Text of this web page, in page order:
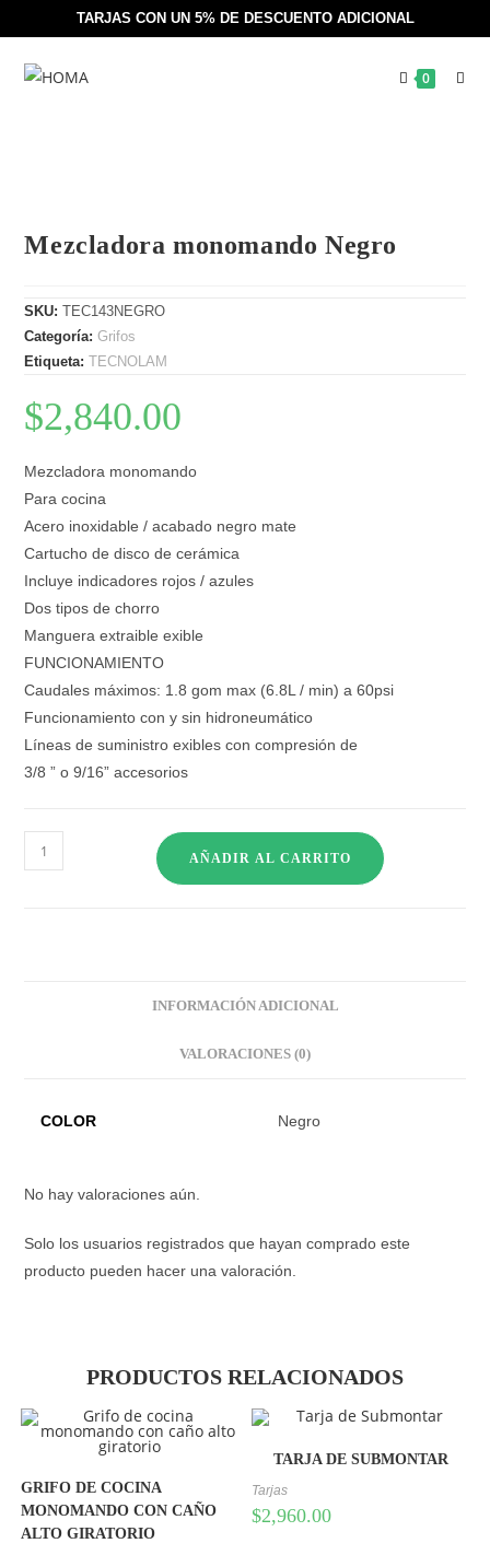
TARJAS CON UN 5% DE DESCUENTO ADICIONAL
0
Mezcladora monomando Negro
SKU:TEC143NEGRO
Categoría:Grifos
Etiqueta:TECNOLAM
$2,840.00
Mezcladora monomando
Para cocina
Acero inoxidable / acabado negro mate
Cartucho de disco de cerámica
Incluye indicadores rojos / azules
Dos tipos de chorro
Manguera extraible exible
FUNCIONAMIENTO
Caudales máximos: 1.8 gom max (6.8L / min) a 60psi
Funcionamiento con y sin hidroneumático
Líneas de suministro exibles con compresión de
3/8 ” o 9/16” accesorios
AÑADIR AL CARRITO
INFORMACIÓN ADICIONAL
VALORACIONES (0)
COLOR Negro
No hay valoraciones aún.
Solo los usuarios registrados que hayan comprado este
producto pueden hacer una valoración.
PRODUCTOS RELACIONADOS
GRIFO DE COCINA
MONOMANDO CON CAÑO
ALTO GIRATORIO
TARJA DE SUBMONTAR
Tarjas
$2,960.00